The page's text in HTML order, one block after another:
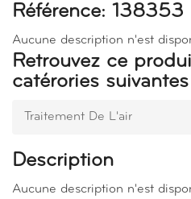
Référence: 138353
Aucune description n'est
Retrouvez ce
catérories suivantes
Traitement De L'air
Description
Aucune description n'est